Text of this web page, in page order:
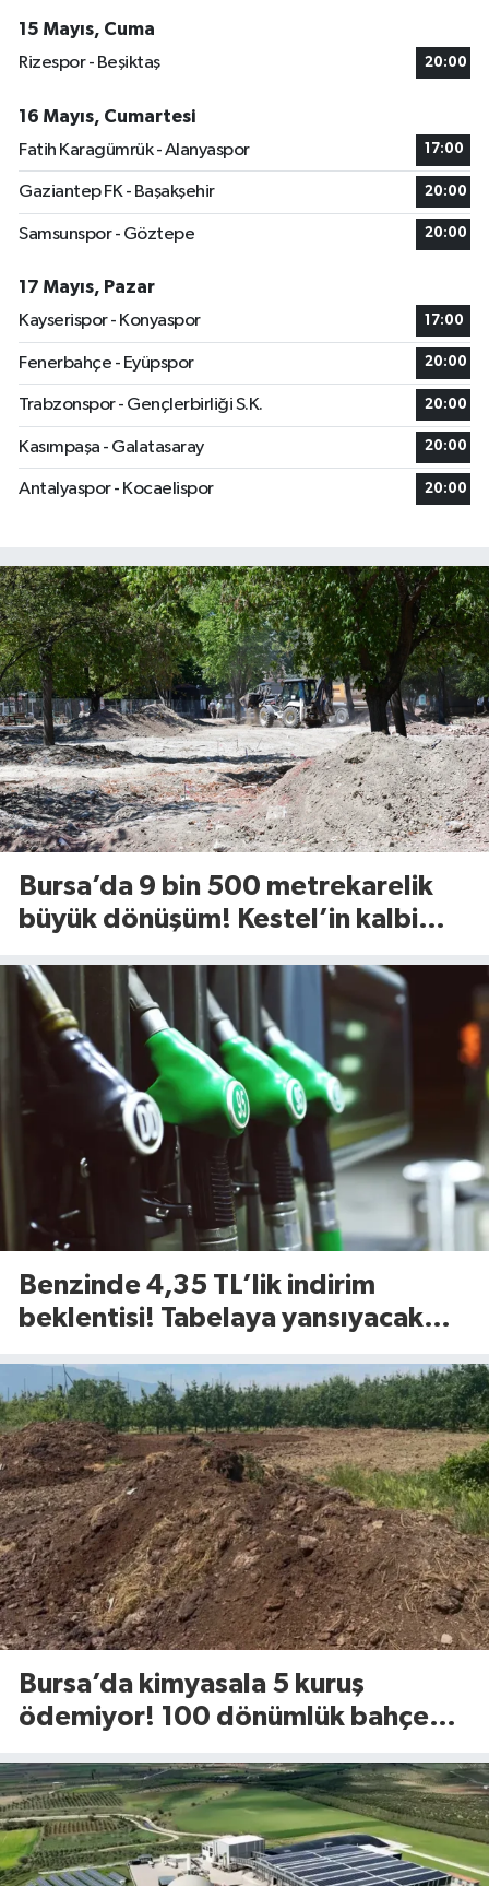
15 Mayıs, Cuma
Rizespor - Beşiktaş
20:00
16 Mayıs, Cumartesi
Fatih Karagümrük - Alanyaspor
17:00
Gaziantep FK - Başakşehir 20:00
Samsunspor - Göztepe 20:00
17 Mayıs, Pazar
Kayserispor - Konyaspor
17:00
Fenerbahçe - Eyüpspor 20:00
Trabzonspor - Gençlerbirliği S.K. 20:00
Kasımpaşa - Galatasaray 20:00
Antalyaspor - Kocaelispor 20:00
Bursa’da 9 bin 500 metrekarelik
büyük dönüşüm! Kestel’in kalbi
Benzinde 4,35 TL’lik indirim
beklentisi! Tabelaya yansıyacak
Bursa’da kimyasala 5 kuruş
ödemiyor! 100 dönümlük bahçede